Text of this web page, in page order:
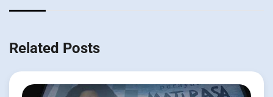
Related Posts